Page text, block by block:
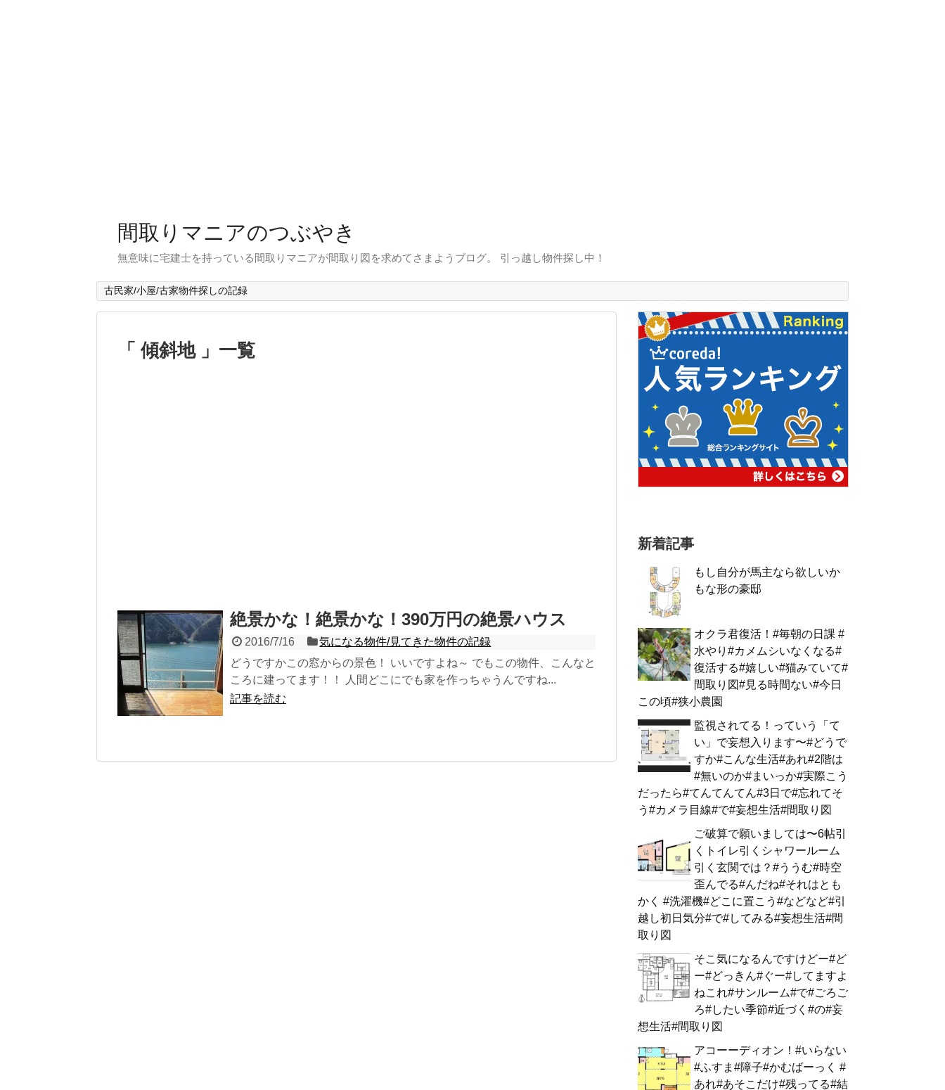
間取りマニアのつぶやき
無意味に宅建士を持っている間取りマニアが間取り図を求めてさまようブログ。 引っ越し物件探し中！
古民家/小屋/古家物件探しの記録
「 傾斜地 」一覧
絶景かな！絶景かな！390万円の絶景ハウス
2016/7/16
気になる物件/見てきた物件の記録
どうですかこの窓からの景色！ いいですよね～ でもこの物件、こんなと
ころに建ってます！！ 人間どこにでも家を作っちゃうんですね...
記事を読む
新着記事
もし自分が馬主なら欲しいか
もな形の豪邸
オクラ君復活！#毎朝の日課 #
水やり#カメムシいなくなる#
復活する#嬉しい#猫みていて#
間取り図#見る時間ない#今日
この頃#狭小農園
監視されてる！っていう「て
い」で妄想入ります〜#どうで
すか#こんな生活#あれ#2階は
#無いのか#まいっか#実際こう
だったら#てんてんてん#3日で#忘れてそ
う#カメラ目線#で#妄想生活#間取り図
ご破算で願いましては〜6帖引
くトイレ引くシャワールーム
引く玄関では？#ううむ#時空
歪んでる#んだね#それはとも
かく #洗濯機#どこに置こう#などなど#引
越し初日気分#で#してみる#妄想生活#間
取り図
そこ気になるんですけどー#ど
ー#どっきん#ぐー#してますよ
ねこれ#サンルーム#で#ごろご
ろ#したい季節#近づく#の#妄
想生活#間取り図
アコーーディオン！#いらない
#ふすま#障子#かむばーっく #
あれ#あそこだけ#残ってる#結